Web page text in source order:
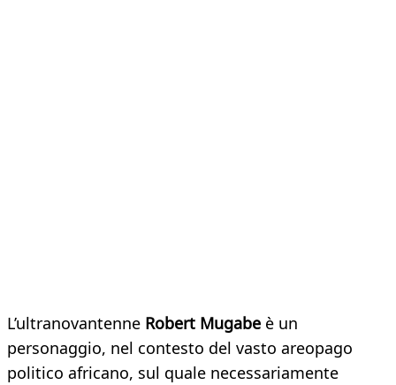
L’ultranovantenne Robert Mugabe è un
personaggio, nel contesto del vasto areopago
politico africano, sul quale necessariamente